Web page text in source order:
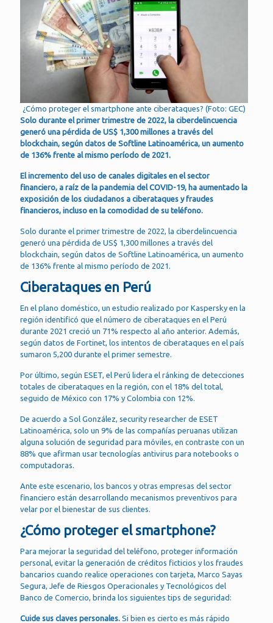
¿Cómo proteger el smartphone ante ciberataques? (Foto: GEC)
Solo durante el primer trimestre de 2022, la ciberdelincuencia
generó una pérdida de US$ 1,300 millones a través del
blockchain, según datos de Softline Latinoamérica, un aumento
de 136% frente al mismo período de 2021.
El incremento del uso de canales digitales en el sector
financiero, a raíz de la pandemia del COVID-19, ha aumentado la
exposición de los ciudadanos a ciberataques y fraudes
financieros, incluso en la comodidad de su teléfono.
Solo durante el primer trimestre de 2022, la ciberdelincuencia
generó una pérdida de US$ 1,300 millones a través del
blockchain, según datos de Softline Latinoamérica, un aumento
de 136% frente al mismo período de 2021.
Ciberataques en Perú
En el plano doméstico, un estudio realizado por Kaspersky en la
región identificó que el número de ciberataques en el Perú
durante 2021 creció un 71% respecto al año anterior. Además,
según datos de Fortinet, los intentos de ciberataques en el país
sumaron 5,200 durante el primer semestre.
Por último, según ESET, el Perú lidera el ránking de detecciones
totales de ciberataques en la región, con el 18% del total,
seguido de México con 17% y Colombia con 12%.
De acuerdo a Sol González, security researcher de ESET
Latinoamérica, solo un 9% de las compañías peruanas utilizan
alguna solución de seguridad para móviles, en contraste con un
88% que afirman usar tecnologías antivirus para notebooks o
computadoras.
Ante este escenario, los bancos y otras empresas del sector
financiero están desarrollando mecanismos preventivos para
velar por el bienestar de sus clientes.
¿Cómo proteger el smartphone?
Para mejorar la seguridad del teléfono, proteger información
personal, evitar la generación de créditos ficticios y los fraudes
bancarios cuando realice operaciones con tarjeta, Marco Sayas
Segura, Jefe de Riesgos Operacionales y Tecnológicos del
Banco de Comercio, brinda los siguientes tips de seguridad:
Cuide sus claves personales. Si bien es cierto es más rápido